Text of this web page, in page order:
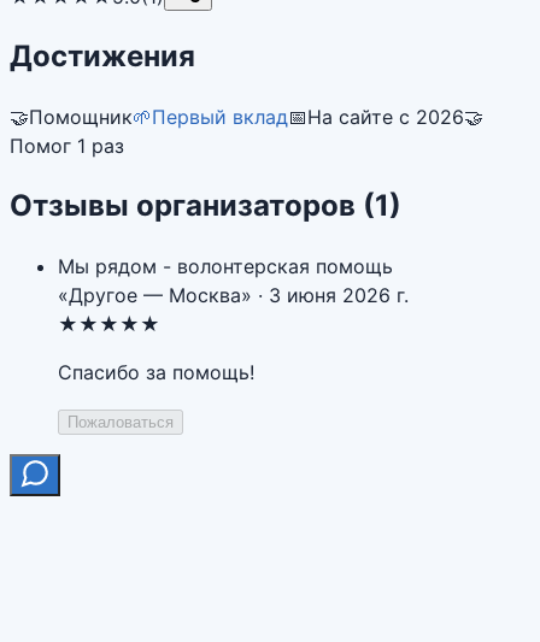
Достижения
🤝Помощник🌱Первый вклад📅На сайте с 2026🤝
Помог 1 раз
Отзывы организаторов (1)
Мы рядом - волонтерская помощь
«Другое — Москва» · 3 июня 2026 г.
★★★★★
Спасибо за помощь!
Пожаловаться